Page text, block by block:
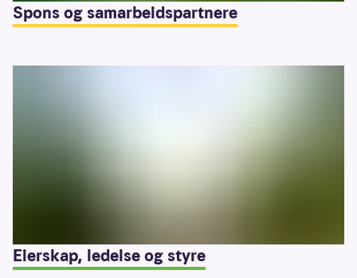
Spons og samarbeidspartnere
Eierskap, ledelse og styre